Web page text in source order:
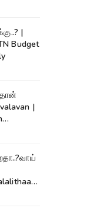
|
Budget
|
|